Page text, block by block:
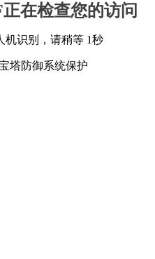
在检查您的访问
机识别，请稍等 1秒
塔防御系统保护